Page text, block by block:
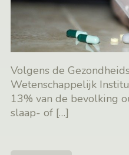
Volgens de
Wetenschappelijk
13% van de bevolking
slaap- of […]